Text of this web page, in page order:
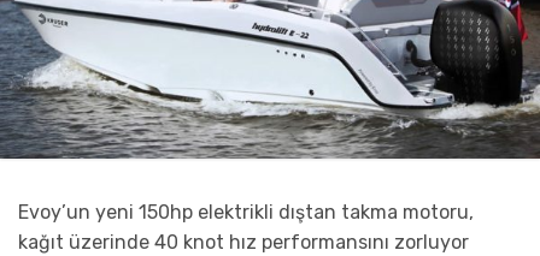
Evoy’un yeni 150hp elektrikli dıştan takma motoru,
kağıt üzerinde 40 knot hız performansını zorluyor